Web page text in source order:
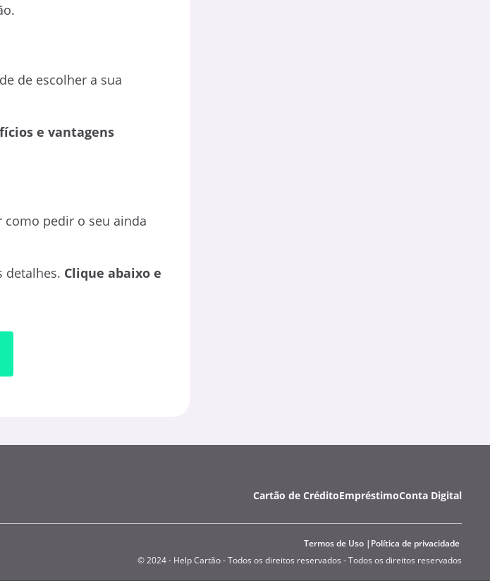
de escolher a sua
e vantagens
como pedir o seu ainda
detalhes. Clique abaixo e
Cartão de CréditoEmpréstimoConta Digital
Termos de Uso
Política de privacidade
© 2024 - Help Cartão - Todos os direitos reservados - Todos os direitos reservados